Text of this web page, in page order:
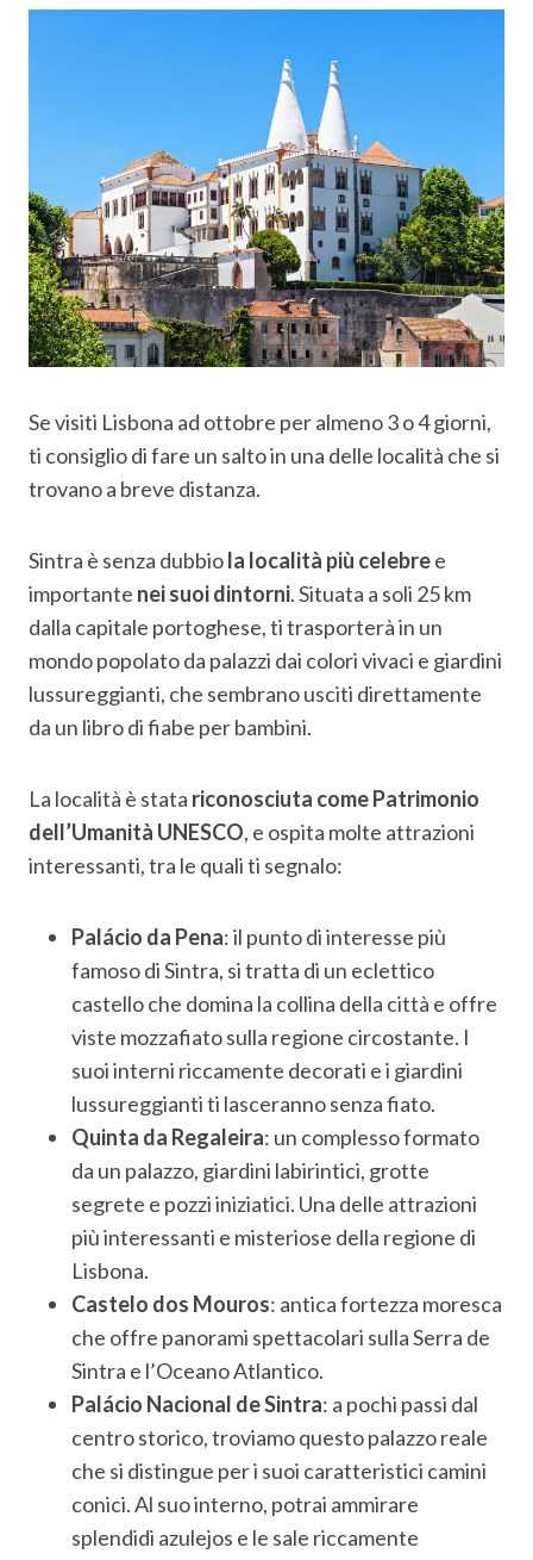
Se visiti Lisbona ad ottobre per almeno 3 o 4 giorni,
ti consiglio di fare un salto in una delle località che si
trovano a breve distanza.
Sintra è senza dubbiola località più celebree
importante nei suoi dintorni. Situata a soli 25 km
dalla capitale portoghese, ti trasporterà in un
mondo popolato da palazzi dai colori vivaci e giardini
lussureggianti, che sembrano usciti direttamente
da un libro di fiabe per bambini.
La località è stata riconosciuta come Patrimonio
dell’Umanità UNESCO, e ospita molte attrazioni
interessanti, tra le quali ti segnalo:
Palácio da Pena: il punto di interesse più
famoso di Sintra, si tratta di un eclettico
castello che domina la collina della città e offre
viste mozzafiato sulla regione circostante. I
suoi interni riccamente decorati e i giardini
lussureggianti ti lasceranno senza fiato.
Quinta da Regaleira: un complesso formato
da un palazzo, giardini labirintici, grotte
segrete e pozzi iniziatici. Una delle attrazioni
più interessanti e misteriose della regione di
Lisbona.
Castelo dos Mouros: antica fortezza moresca
che offre panorami spettacolari sulla Serra de
Sintra e l’Oceano Atlantico.
Palácio Nacional de Sintra: a pochi passi dal
centro storico, troviamo questo palazzo reale
che si distingue per i suoi caratteristici camini
conici. Al suo interno, potrai ammirare
splendidi azulejos e le sale riccamente